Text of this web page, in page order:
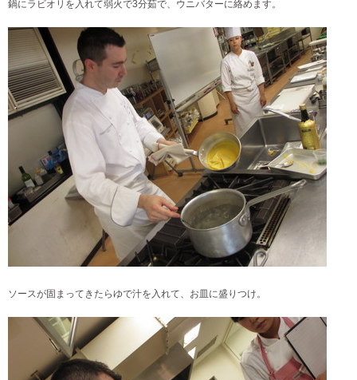
鍋にラビオリを入れて弱火で3分茹で、 ウニバターに絡めます。
ソースが固まってきたらゆで汁を入れて、お皿に盛りつけ。